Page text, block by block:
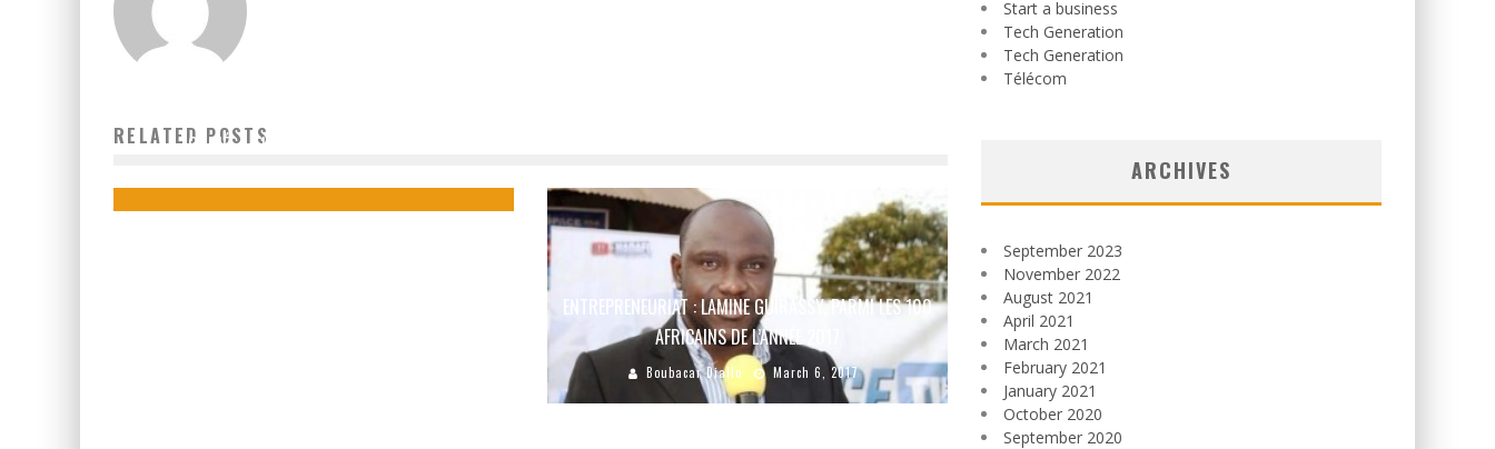
RELATED POSTS
GUINÉE : JEUNES « OSE TON EMPLOI »
ENTREPRENEURIAT : LAMINE GUIRASSY, PARMI LES 100
AFRICAINS DE L’ANNÉE 2017
Boubacar Diallo March 6, 2017
Start a business
Tech Generation
Tech Generation
Télécom
ARCHIVES
September 2023
November 2022
August 2021
April 2021
March 2021
February 2021
January 2021
October 2020
September 2020